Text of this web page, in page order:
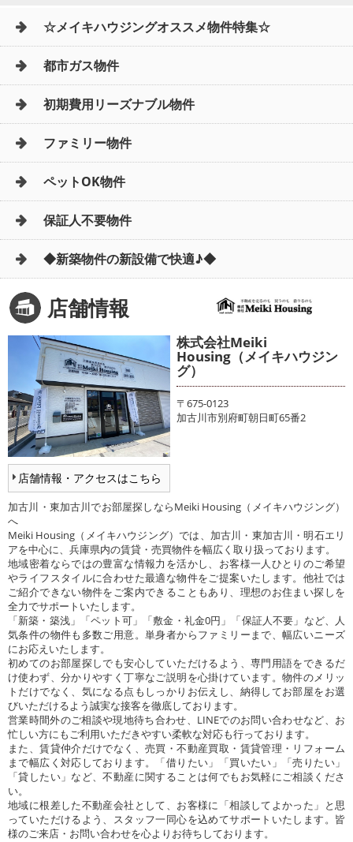
☆メイキハウジングオススメ物件特集☆
都市ガス物件
初期費用リーズナブル物件
ファミリー物件
ペットOK物件
保証人不要物件
◆新築物件の新設備で快適♪◆
店舗情報
店舗情報・アクセスはこちら
株式会社Meiki
Housing（メイキハウジン
グ）
〒675-0123
加古川市別府町朝日町65番2
加古川・東加古川でお部屋探しならMeiki Housing（メイキハウジング）
へ
Meiki Housing（メイキハウジング）では、加古川・東加古川・明石エリ
アを中心に、兵庫県内の賃貸・売買物件を幅広く取り扱っております。
地域密着ならではの豊富な情報力を活かし、お客様一人ひとりのご希望
やライフスタイルに合わせた最適な物件をご提案いたします。他社では
ご紹介できない物件をご案内できることもあり、理想のお住まい探しを
全力でサポートいたします。
「新築・築浅」「ペット可」「敷金・礼金0円」「保証人不要」など、人
気条件の物件も多数ご用意。単身者からファミリーまで、幅広いニーズ
にお応えいたします。
初めてのお部屋探しでも安心していただけるよう、専門用語をできるだ
け使わず、分かりやすく丁寧なご説明を心掛けています。物件のメリッ
トだけでなく、気になる点もしっかりお伝えし、納得してお部屋をお選
びいただけるよう誠実な接客を徹底しております。
営業時間外のご相談や現地待ち合わせ、LINEでのお問い合わせなど、お
忙しい方にもご利用いただきやすい柔軟な対応も行っております。
また、賃貸仲介だけでなく、売買・不動産買取・賃貸管理・リフォーム
まで幅広く対応しております。「借りたい」「買いたい」「売りたい」
「貸したい」など、不動産に関することは何でもお気軽にご相談くださ
い。
地域に根差した不動産会社として、お客様に「相談してよかった」と思
っていただけるよう、スタッフ一同心を込めてサポートいたします。皆
様のご来店・お問い合わせを心よりお待ちしております。